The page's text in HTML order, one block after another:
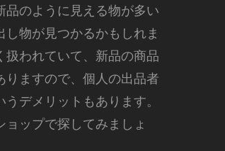
品のように見える物が多い
物が見つかるかもしれま
扱われていて、新品の商品
りますので、個人の出品者
デメリットもあります。
ップで探してみましょ